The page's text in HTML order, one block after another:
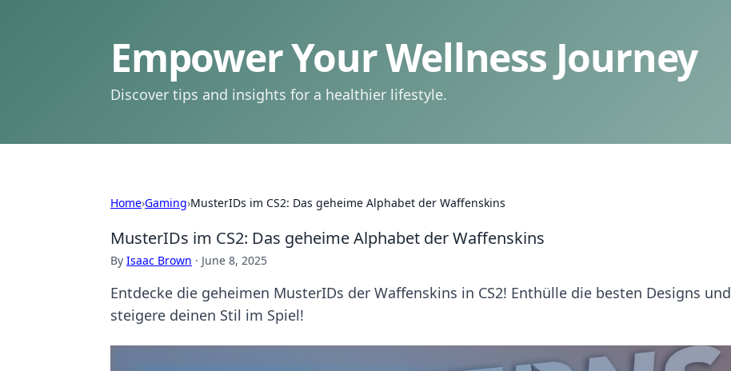
Empower Your Wellness Journey
Discover tips and insights for a healthier lifestyle.
Home›Gaming›MusterIDs im CS2: Das geheime Alphabet der Waffenskins
MusterIDs im CS2: Das geheime Alphabet der Waffenskins
By Isaac Brown · June 8, 2025
Entdecke die geheimen MusterIDs der Waffenskins in CS2! Enthülle die besten Designs und
steigere deinen Stil im Spiel!